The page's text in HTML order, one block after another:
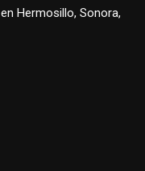
Hermosillo, Sonora,